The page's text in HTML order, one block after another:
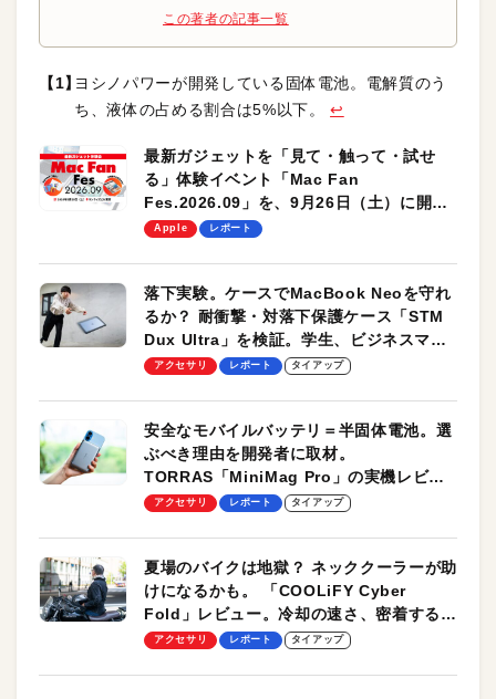
この著者の記事一覧
ヨシノパワーが開発している固体電池。電解質のう
ち、液体の占める割合は5%以下。↩︎
最新ガジェットを「見て・触って・試せ
る」体験イベント「Mac Fan
Fes.2026.09」を、9月26日（土）に開催
します！
Apple レポート
落下実験。ケースでMacBook Neoを守れ
るか？ 耐衝撃・対落下保護ケース「STM
Dux Ultra」を検証。学生、ビジネスマン
のモバイルユースに最適！
アクセサリ レポート タイアップ
安全なモバイルバッテリ＝半固体電池。選
ぶべき理由を開発者に取材。
TORRAS「MiniMag Pro」の実機レビュ
ーも
アクセサリ レポート タイアップ
夏場のバイクは地獄？ ネッククーラーが助
けになるかも。 「COOLiFY Cyber
Fold」レビュー。冷却の速さ、密着する冷
却プレート、シンプルな操作性がグッド！
アクセサリ レポート タイアップ